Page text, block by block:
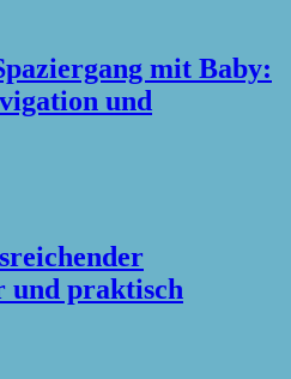
mit Baby:
und
und praktisch